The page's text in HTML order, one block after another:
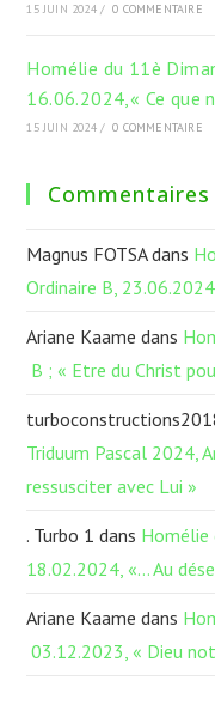
15 JUIN 2024 / 0 COMMENTAIRE
Homélie du 11è
16.06.2024,« Ce que
15 JUIN 2024 / 0 COMMENTAIRE
Commentaires
Magnus FOTSAdans
Ordinaire B,
Ariane Kaame dans
B ; « Etre du Christ
Triduum Pascal 2024,
ressusciter avec Lui »
. Turbo 1 dans Homélie
18.02.2024, «… Au
Ariane Kaame dans
03.12.2023, « Dieu